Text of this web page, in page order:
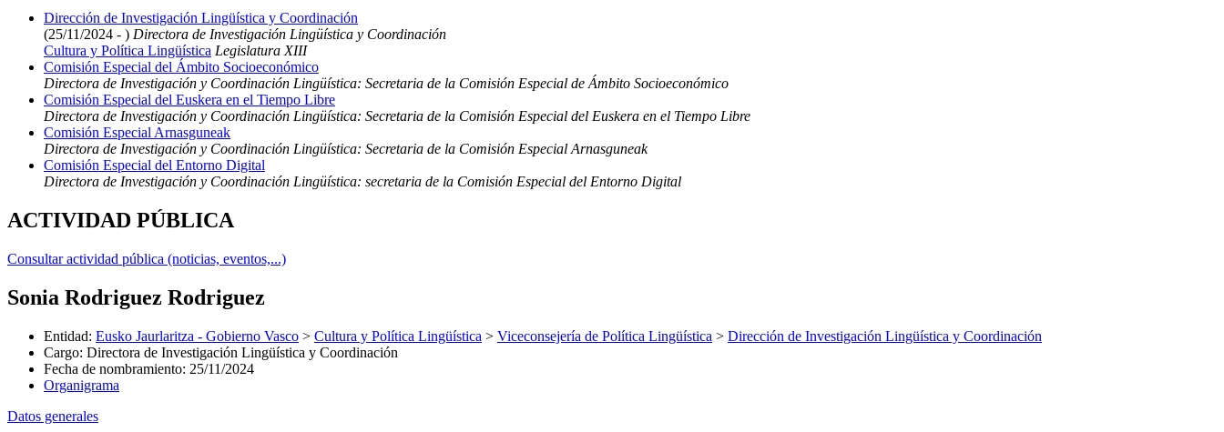
Dirección de Investigación Lingüística y Coordinación
(25/11/2024 - ) Directora de Investigación Lingüística y Coordinación
Cultura y Política Lingüística Legislatura XIII
Comisión Especial del Ámbito Socioeconómico
Directora de Investigación y Coordinación Lingüística: Secretaria de la Comisión Especial de Ámbito Socioeconómico
Comisión Especial del Euskera en el Tiempo Libre
Directora de Investigación y Coordinación Lingüística: Secretaria de la Comisión Especial del Euskera en el Tiempo Libre
Comisión Especial Arnasguneak
Directora de Investigación y Coordinación Lingüística: Secretaria de la Comisión Especial Arnasguneak
Comisión Especial del Entorno Digital
Directora de Investigación y Coordinación Lingüística: secretaria de la Comisión Especial del Entorno Digital
ACTIVIDAD PÚBLICA
Consultar actividad pública (noticias, eventos,...)
Sonia Rodriguez Rodriguez
Entidad: Eusko Jaurlaritza - Gobierno Vasco > Cultura y Política Lingüística > Viceconsejería de Política Lingüística > Dirección de Investigación Lingüística y Coordinación
Cargo: Directora de Investigación Lingüística y Coordinación
Fecha de nombramiento: 25/11/2024
Organigrama
Datos generales